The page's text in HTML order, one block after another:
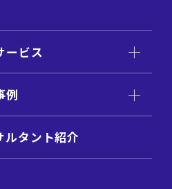
ービス
例
ルタント紹介